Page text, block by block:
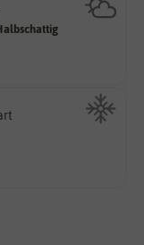
halbschattig,
können.